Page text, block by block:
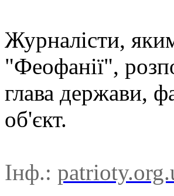
Журналісти,
"Феофанії",
глава держави,
об'єкт.
Інф.: